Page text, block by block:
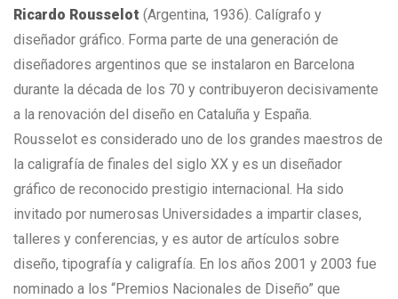
Ricardo Rousselot (Argentina, 1936). Calígrafo y
diseñador gráfico. Forma parte de una generación de
diseñadores argentinos que se instalaron en Barcelona
durante la década de los 70 y contribuyeron decisivamente
a la renovación del diseño en Cataluña y España.
Rousselot es considerado uno de los grandes maestros de
la caligrafía de finales del siglo XX y es un diseñador
gráfico de reconocido prestigio internacional. Ha sido
invitado por numerosas Universidades a impartir clases,
talleres y conferencias, y es autor de artículos sobre
diseño, tipografía y caligrafía. En los años 2001 y 2003 fue
nominado a los “Premios Nacionales de Diseño” que